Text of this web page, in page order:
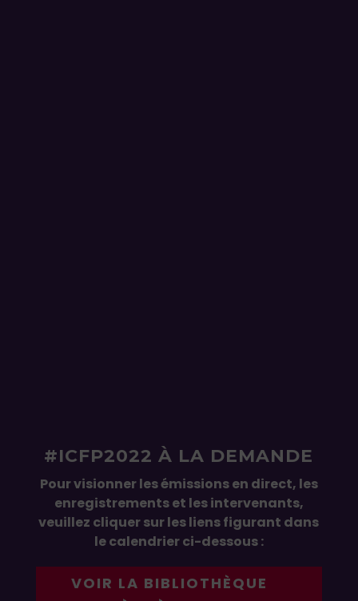
#ICFP2022 À LA DEMANDE
Pour visionner les émissions en direct, les
enregistrements et les intervenants,
veuillez cliquer sur les liens figurant dans
le calendrier ci-dessous :
VOIR LA BIBLIOTHÈQUE